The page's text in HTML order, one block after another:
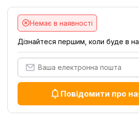
Немає в наявності
Дізнайтеся першим, коли буде в
Повідомити про